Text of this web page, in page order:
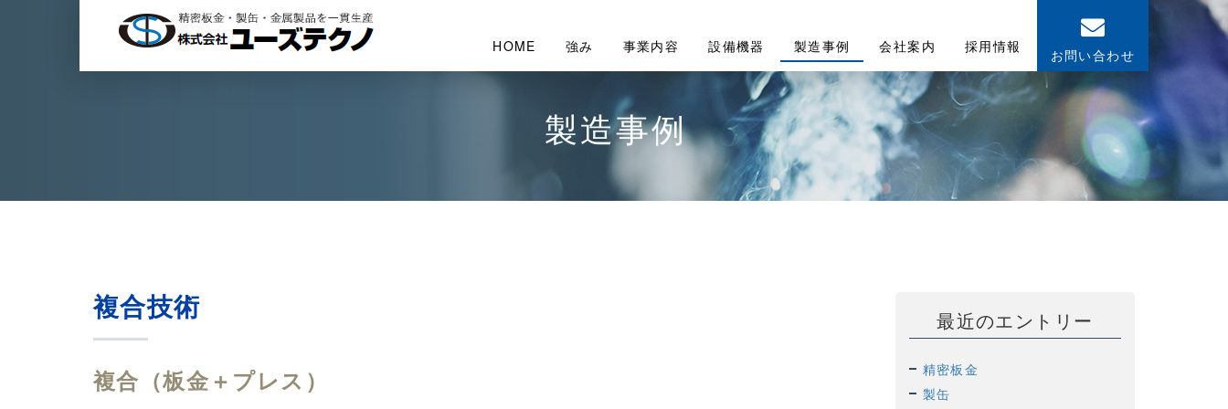
HOME 強み 事業内容 設備機器 製造事例 会社案内 採用情報 お問い合わせ
製造事例
複合技術
複合（板金＋プレス）
最近のエントリー
精密板金
製缶